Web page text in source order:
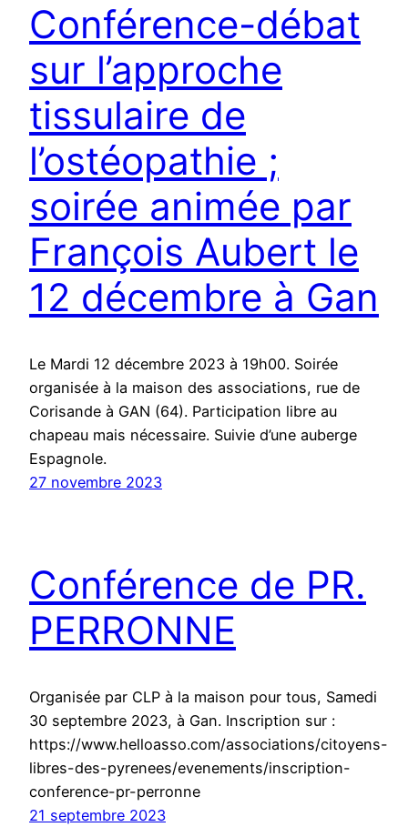
Conférence-débat
sur l’approche
tissulaire de
l’ostéopathie ;
soirée animée par
François Aubert le
12 décembre à Gan
Le Mardi 12 décembre 2023 à 19h00. Soirée
organisée à la maison des associations, rue de
Corisande à GAN (64). Participation libre au
chapeau mais nécessaire. Suivie d’une auberge
Espagnole.
27 novembre 2023
Conférence de PR.
PERRONNE
Organisée par CLP à la maison pour tous, Samedi
30 septembre 2023, à Gan. Inscription sur :
https://www.helloasso.com/associations/citoyens-
libres-des-pyrenees/evenements/inscription-
conference-pr-perronne
21 septembre 2023